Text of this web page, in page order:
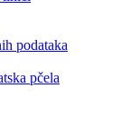
podataka
pčela